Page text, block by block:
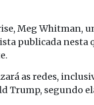
Meg Whitman,
publicada
as redes,
Trump, segundo